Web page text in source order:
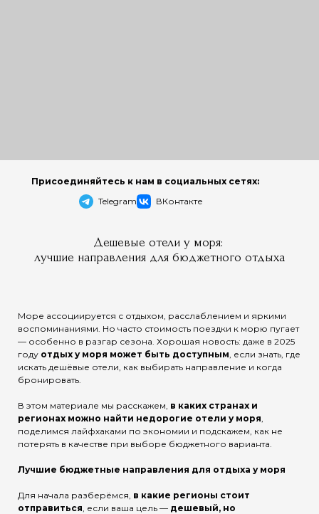
Дешевые отели у моря:
лучшие направления для бюджетного отдыха
Море ассоциируется с отдыхом, расслаблением и яркими
воспоминаниями. Но часто стоимость поездки к морю пугает
— особенно в разгар сезона. Хорошая новость: даже в 2025
году отдых у моря может быть доступным, если знать, где
искать дешёвые отели, как выбирать направление и когда
бронировать.
В этом материале мы расскажем, в каких странах и
регионах можно найти недорогие отели у моря,
поделимся лайфхаками по экономии и подскажем, как не
потерять в качестве при выборе бюджетного варианта.
Лучшие бюджетные направления для отдыха у моря
Для начала разберёмся, в какие регионы стоит
отправиться, если ваша цель — дешевый, но
Telegram ВКонтакте
Присоединяйтесь к нам в социальных сетях: